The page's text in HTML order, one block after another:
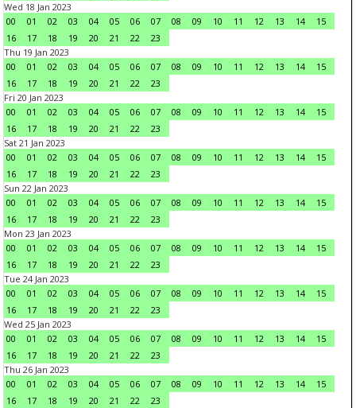
Wed 18 Jan 2023
00
01 02 03 04 05 06 07 08 09 10 11 12 13 14
15
16
17 18 19 20 21 22
23
Thu 19 Jan 2023
00
01 02 03 04 05 06 07 08 09 10 11 12 13 14
15
16
17 18 19 20 21 22
23
Fri 20 Jan 2023
00
01 02 03 04 05 06 07 08 09 10 11 12 13 14
15
16
17 18 19 20 21 22
23
Sat 21 Jan 2023
00
01 02 03 04 05 06 07 08 09 10 11 12 13 14
15
16
17 18 19 20 21 22
23
Sun 22 Jan 2023
00
01 02 03 04 05 06 07 08 09 10 11 12 13 14
15
16
17 18 19 20 21 22
23
Mon 23 Jan 2023
00
01 02 03 04 05 06 07 08 09 10 11 12 13 14
15
16
17 18 19 20 21 22
23
Tue 24 Jan 2023
00
01 02 03 04 05 06 07 08 09 10 11 12 13 14
15
16
17 18 19 20 21 22
23
Wed 25 Jan 2023
00
01 02 03 04 05 06 07 08 09 10 11 12 13 14
15
16
17 18 19 20 21 22
23
Thu 26 Jan 2023
00
01 02 03 04 05 06 07 08 09 10 11 12 13 14
15
16
17 18 19 20 21 22
23